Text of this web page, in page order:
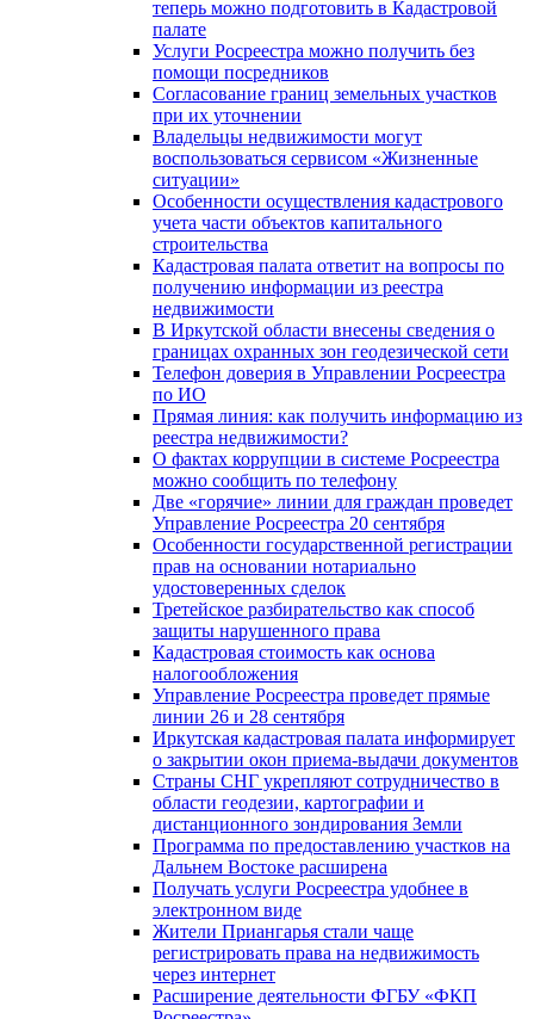
теперь можно подготовить в Кадастровой
палате
Услуги Росреестра можно получить без
помощи посредников
Согласование границ земельных участков
при их уточнении
Владельцы недвижимости могут
воспользоваться сервисом «Жизненные
ситуации»
Особенности осуществления кадастрового
учета части объектов капитального
строительства
Кадастровая палата ответит на вопросы по
получению информации из реестра
недвижимости
В Иркутской области внесены сведения о
границах охранных зон геодезической сети
Телефон доверия в Управлении Росреестра
по ИО
Прямая линия: как получить информацию из
реестра недвижимости?
О фактах коррупции в системе Росреестра
можно сообщить по телефону
Две «горячие» линии для граждан проведет
Управление Росреестра 20 сентября
Особенности государственной регистрации
прав на основании нотариально
удостоверенных сделок
Третейское разбирательство как способ
защиты нарушенного права
Кадастровая стоимость как основа
налогообложения
Управление Росреестра проведет прямые
линии 26 и 28 сентября
Иркутская кадастровая палата информирует
о закрытии окон приема-выдачи документов
Страны СНГ укрепляют сотрудничество в
области геодезии, картографии и
дистанционного зондирования Земли
Программа по предоставлению участков на
Дальнем Востоке расширена
Получать услуги Росреестра удобнее в
электронном виде
Жители Приангарья стали чаще
регистрировать права на недвижимость
через интернет
Расширение деятельности ФГБУ «ФКП